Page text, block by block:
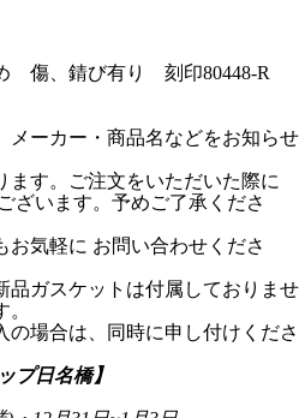
傷、錆び有り 刻印80448-R
メーカー・商品名などをお知らせ
ます。ご注文をいただいた際に
ざいます。予めご了承くださ
気軽に お問い合わせくださ
品ガスケットは付属しておりませ
の場合は、同時に申し付けくださ
プ日名橋】